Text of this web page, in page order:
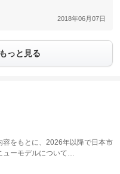
2018年06月07日
っと見る
容をもとに、2026年以降で日本市
ューモデルについて…